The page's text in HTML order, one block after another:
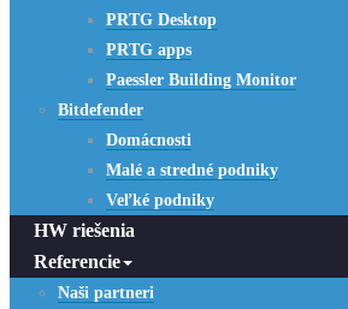
PRTG Desktop
PRTG apps
Paessler Building Monitor
Bitdefender
Domácnosti
Malé a stredné podniky
Veľké podniky
HW riešenia
Referencie
Naši partneri